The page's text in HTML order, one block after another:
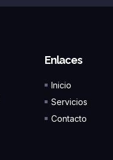
Enlaces
Inicio
Servicios
Contacto